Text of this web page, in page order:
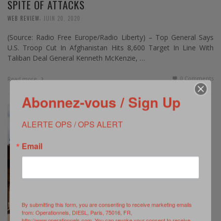
SPITE OF ATTACKS
WEB REVIEW, JUIN 20, 2020
(Source: Radio Free Europe/Radio Liberty) – Top General Says
U.S. Troop Cut In Afghanistan Hits 8,600 Target In Line With
Taliban Deal General Kenneth McKenzie, …
Read more 0 Comments
Abonnez-vous / Sign Up
ALERTE OPS / OPS ALERT
Email
By submitting this form, you are consenting to receive marketing emails
from: Operationnels, DIESL, Paris, 75016, FR,